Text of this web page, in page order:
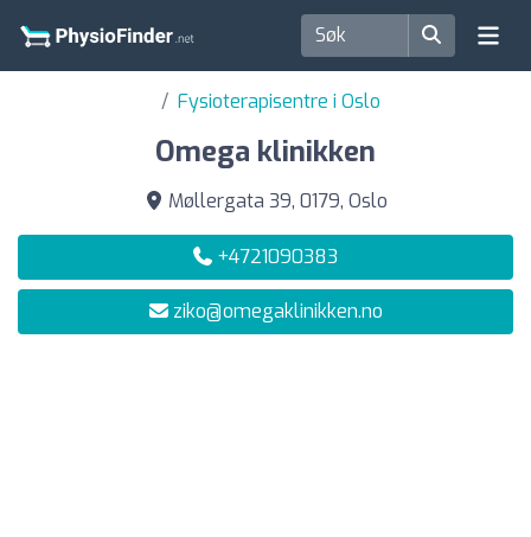
Fysioterapisentre i Oslo
Omega klinikken
Møllergata 39, 0179, Oslo
+4721090383
ziko@omegaklinikken.no